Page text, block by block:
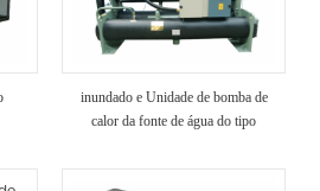
inundado e Unidade de bomba de
calor da fonte de água do tipo